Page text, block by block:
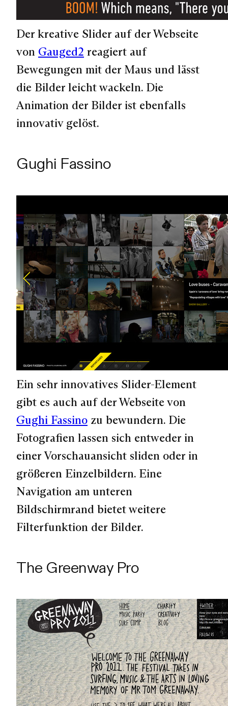
Der kreative Slider auf der Webseite
von Gauged2 reagiert auf
Bewegungen mit der Maus und lässt
die Bilder leicht wackeln. Die
Animation der Bilder ist ebenfalls
innovativ gelöst.
Gughi Fassino
Ein sehr innovatives Slider-Element
gibt es auch auf der Webseite von
Gughi Fassino zu bewundern. Die
Fotografien lassen sich entweder in
einer Vorschauansicht sliden oder in
größeren Einzelbildern. Eine
Navigation am unteren
Bildschirmrand bietet weitere
Filterfunktion der Bilder.
The Greenway Pro